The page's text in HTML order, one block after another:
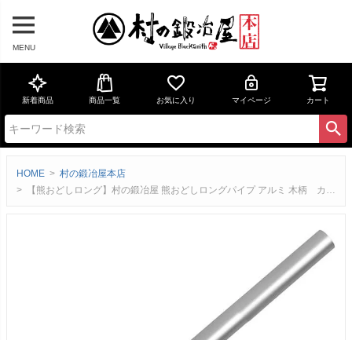
MENU
新着商品 商品一覧 お気に入り マイページ カート
HOME
村の鍛冶屋本店
【熊おどしロング】村の鍛冶屋 熊おどしロングパイプ アルミ 木柄 カラビナ付【燕三条製】熊よけ 熊に人の存在を知らせる 登山 キャンプネコポス